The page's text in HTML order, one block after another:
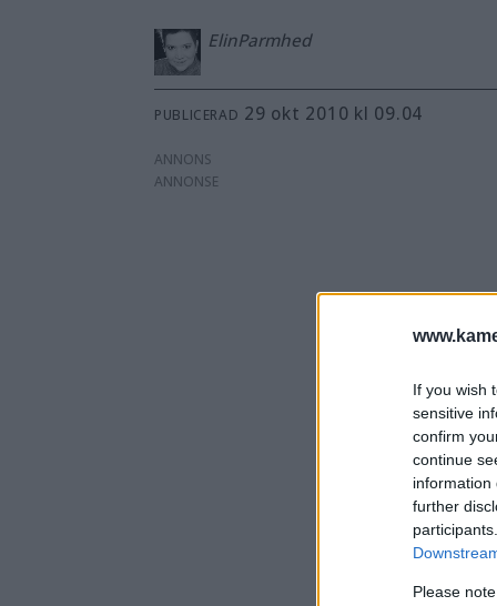
If you wish
sensitive
confirm
continue
information
further
Please
ElinParmhed
PUBLICERAD 29 okt 2010 kl 09.04
ANNONS